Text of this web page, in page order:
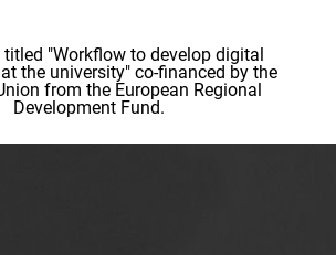
titled "Workflow to develop digital
the university" co-financed by the
from the European Regional
Development Fund.